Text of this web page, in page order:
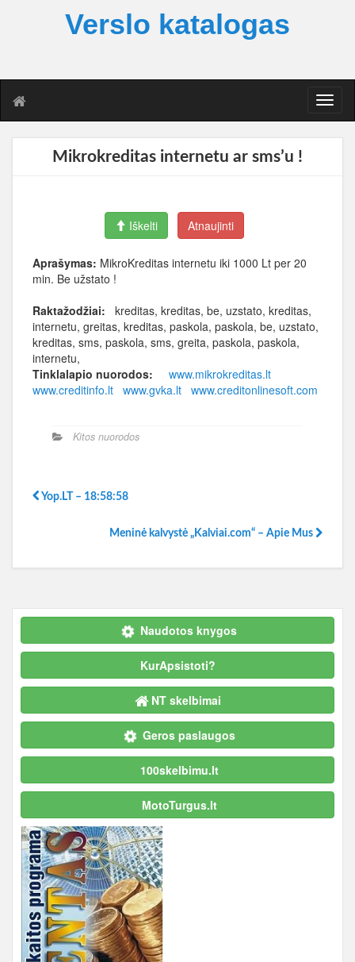
Verslo katalogas
T
o
Mikrokreditas internetu ar sms’u !
Iškelti Atnaujinti
Aprašymas: MikroKreditas internetu iki 1000 Lt per 20
min. Be užstato !
Raktažodžiai: kreditas, kreditas, be, uzstato, kreditas,
internetu, greitas, kreditas, paskola, paskola, be, uzstato,
kreditas, sms, paskola, sms, greita, paskola, paskola,
internetu,
Tinklalapio nuorodos:
www.mikrokreditas.lt
www.creditinfo.lt www.gvka.lt www.creditonlinesoft.com
Kitos nuorodos
Yop.LT – 18:58:58
Meninė kalvystė „Kalviai.com“ – Apie Mus
Naudotos knygos
KurApsistoti?
NT skelbimai
Geros paslaugos
100skelbimu.lt
MotoTurgus.lt